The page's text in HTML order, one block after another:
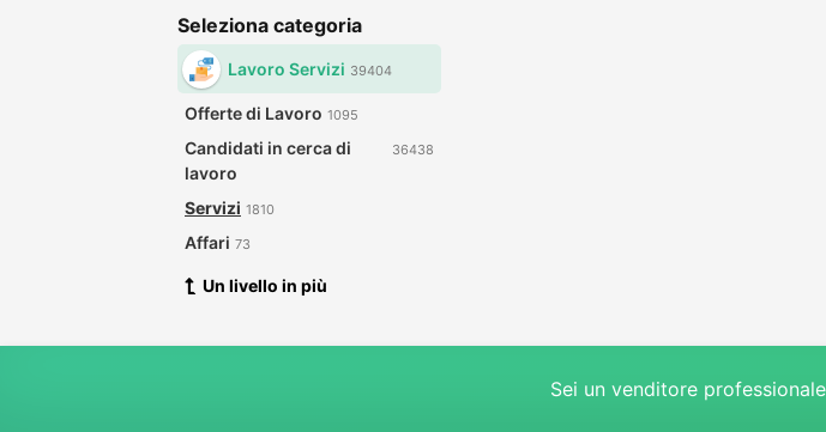
Seleziona categoria
Lavoro Servizi 39404
Offerte di Lavoro 1095
Candidati in cerca di
lavoro
36438
Servizi 1810
Affari 73
Un livello in più
Sei un venditore